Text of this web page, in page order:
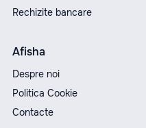
Rechizite bancare
Afisha
Despre noi
Politica Cookie
Contacte